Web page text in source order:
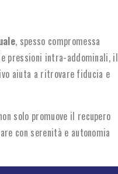
, spesso compromessa
pressioni intra-addominali, il
aiuta a ritrovare fiducia e
solo promuove il recupero
con serenità e autonomia